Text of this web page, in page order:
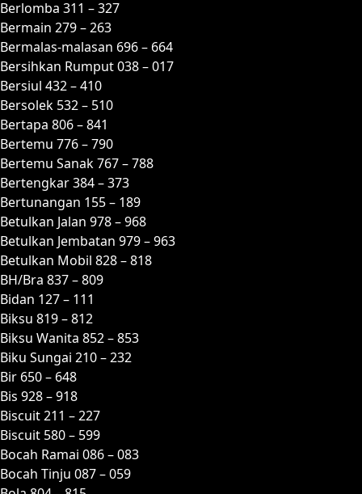
Berlomba 311 – 327
Bermain 279 – 263
Bermalas-malasan 696 – 664
Bersihkan Rumput 038 – 017
Bersiul 432 – 410
Bersolek 532 – 510
Bertapa 806 – 841
Bertemu 776 – 790
Bertemu Sanak 767 – 788
Bertengkar 384 – 373
Bertunangan 155 – 189
Betulkan Jalan 978 – 968
Betulkan Jembatan 979 – 963
Betulkan Mobil 828 – 818
BH/Bra 837 – 809
Bidan 127 – 111
Biksu 819 – 812
Biksu Wanita 852 – 853
Biku Sungai 210 – 232
Bir 650 – 648
Bis 928 – 918
Biscuit 211 – 227
Biscuit 580 – 599
Bocah Ramai 086 – 083
Bocah Tinju 087 – 059